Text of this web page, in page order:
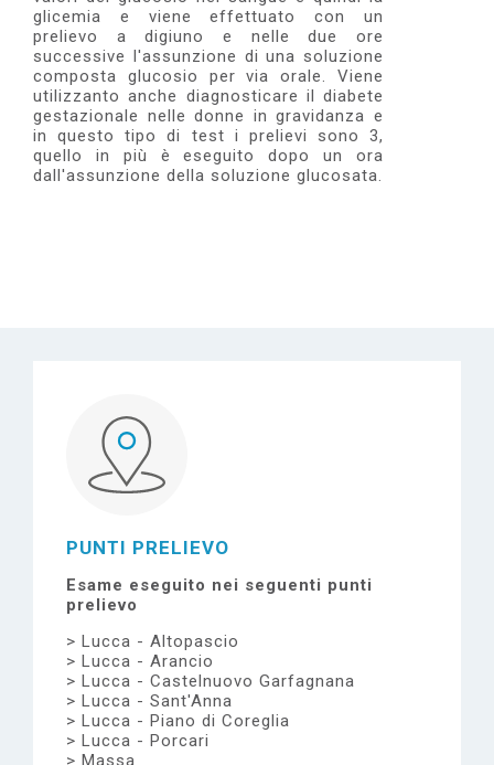
glicemia e viene effettuato con un
prelievo a digiuno e nelle due ore
successive l'assunzione di una soluzione
composta glucosio per via orale. Viene
utilizzanto anche diagnosticare il diabete
gestazionale nelle donne in gravidanza e
in questo tipo di test i prelievi sono 3,
quello in più è eseguito dopo un ora
dall'assunzione della soluzione glucosata.
PUNTI PRELIEVO
Esame eseguito nei seguenti punti
prelievo
Lucca - Altopascio
Lucca - Arancio
Lucca - Castelnuovo Garfagnana
Lucca - Sant'Anna
Lucca - Piano di Coreglia
Lucca - Porcari
Massa